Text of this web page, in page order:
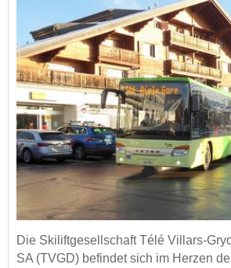
Die Skiliftgesellschaft Télé Villars-
SA (TVGD) befindet sich im Herzen